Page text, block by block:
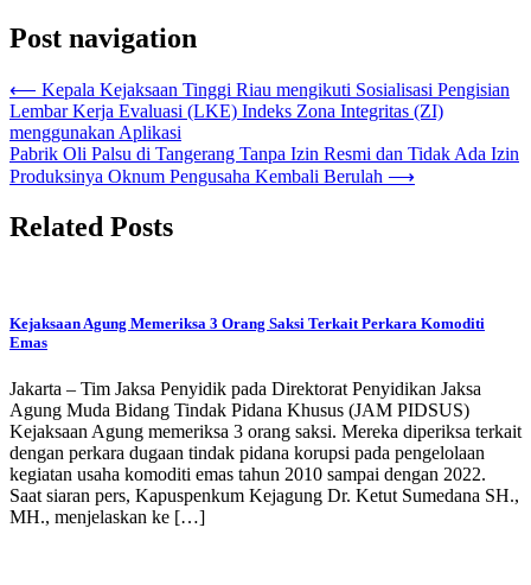
Post navigation
⟵ Kepala Kejaksaan Tinggi Riau mengikuti Sosialisasi Pengisian
Lembar Kerja Evaluasi (LKE) Indeks Zona Integritas (ZI)
menggunakan Aplikasi
Pabrik Oli Palsu di Tangerang Tanpa Izin Resmi dan Tidak Ada Izin
Produksinya Oknum Pengusaha Kembali Berulah ⟶
Related Posts
Kejaksaan Agung Memeriksa 3 Orang Saksi Terkait Perkara Komoditi
Emas
Jakarta – Tim Jaksa Penyidik pada Direktorat Penyidikan Jaksa
Agung Muda Bidang Tindak Pidana Khusus (JAM PIDSUS)
Kejaksaan Agung memeriksa 3 orang saksi. Mereka diperiksa terkait
dengan perkara dugaan tindak pidana korupsi pada pengelolaan
kegiatan usaha komoditi emas tahun 2010 sampai dengan 2022.
Saat siaran pers, Kapuspenkum Kejagung Dr. Ketut Sumedana SH.,
MH., menjelaskan ke […]